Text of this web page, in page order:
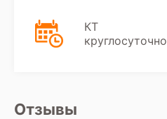
КТ
круглосуточно
Отзывы